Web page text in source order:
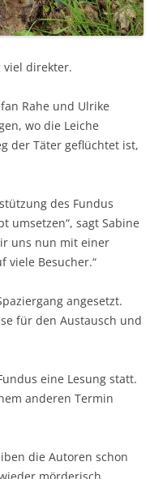
direkter.
Rahe und Ulrike
wo die Leiche
der Täter geflüchtet ist,
des Fundus
umsetzen“, sagt Sabine
uns nun mit einer
viele Besucher.“
angesetzt.
für den Austausch und
eine Lesung statt.
anderen Termin
die Autoren schon